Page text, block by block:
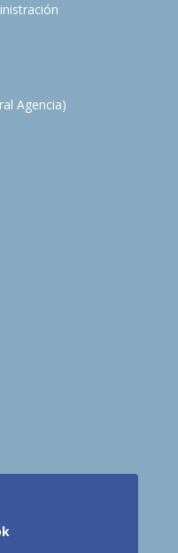
Agencia)